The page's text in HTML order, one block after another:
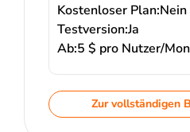
Kostenloser Plan:Nein
Testversion:Ja
Ab:5 $ pro Nutzer/
Zur vollständigen